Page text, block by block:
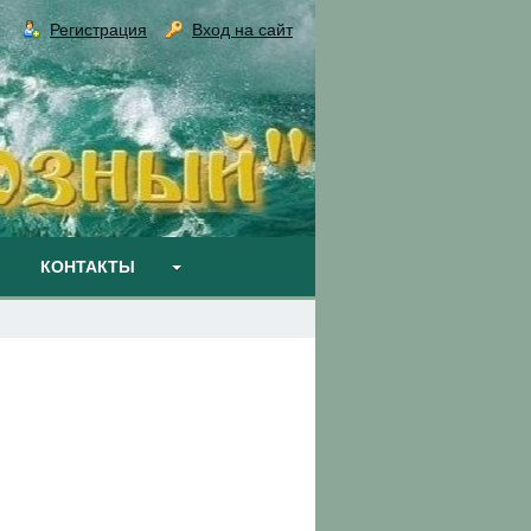
Регистрация Вход на сайт
КОНТАКТЫ